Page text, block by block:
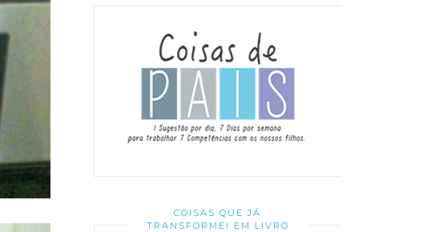
COISAS QUE JÁ
TRANSFORMEI EM LIVRO